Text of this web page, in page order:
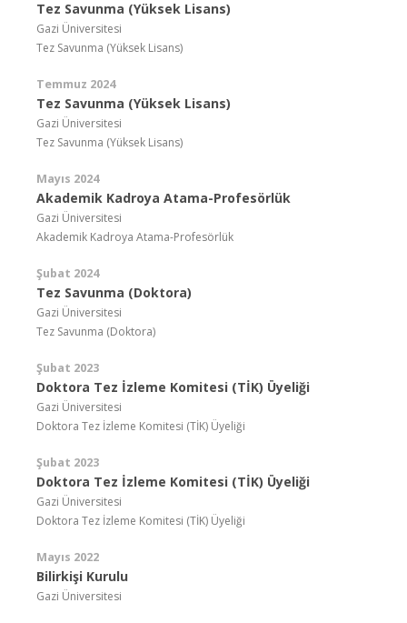
Tez Savunma (Yüksek Lisans)
Gazi Üniversitesi
Tez Savunma (Yüksek Lisans)
Temmuz 2024
Tez Savunma (Yüksek Lisans)
Gazi Üniversitesi
Tez Savunma (Yüksek Lisans)
Mayıs 2024
Akademik Kadroya Atama-Profesörlük
Gazi Üniversitesi
Akademik Kadroya Atama-Profesörlük
Şubat 2024
Tez Savunma (Doktora)
Gazi Üniversitesi
Tez Savunma (Doktora)
Şubat 2023
Doktora Tez İzleme Komitesi (TİK) Üyeliği
Gazi Üniversitesi
Doktora Tez İzleme Komitesi (TİK) Üyeliği
Şubat 2023
Doktora Tez İzleme Komitesi (TİK) Üyeliği
Gazi Üniversitesi
Doktora Tez İzleme Komitesi (TİK) Üyeliği
Mayıs 2022
Bilirkişi Kurulu
Gazi Üniversitesi